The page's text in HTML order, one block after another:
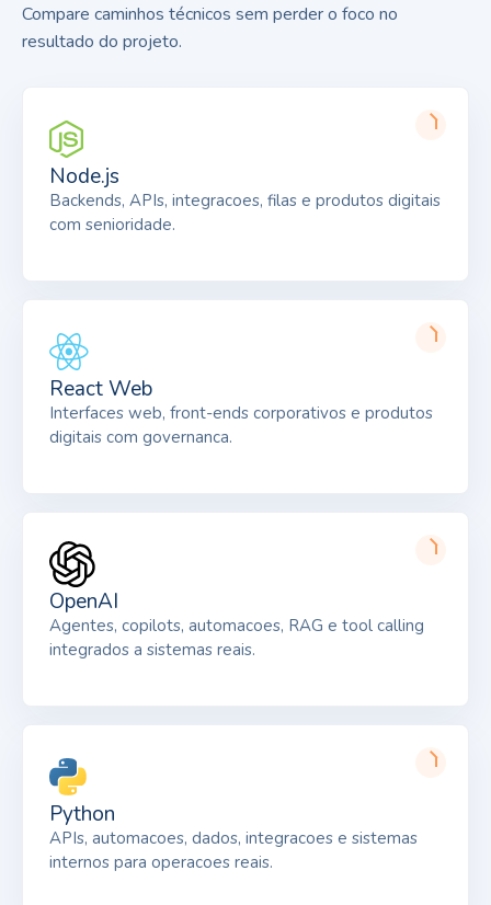
Compare caminhos técnicos sem perder o foco no
resultado do projeto.
Node.js
Backends, APIs, integracoes, filas e produtos digitais
com senioridade.
React Web
Interfaces web, front-ends corporativos e produtos
digitais com governanca.
OpenAI
Agentes, copilots, automacoes, RAG e tool calling
integrados a sistemas reais.
Python
APIs, automacoes, dados, integracoes e sistemas
internos para operacoes reais.